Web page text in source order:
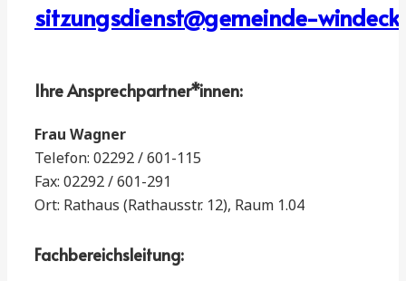
sitzungsdienst@gemeinde-
Ihre Ansprechpartner*innen:
Frau Wagner
Telefon: 02292 / 601-115
Fax: 02292 / 601-291
Ort: Rathaus (Rathausstr. 12), Raum 1.04
Fachbereichsleitung: